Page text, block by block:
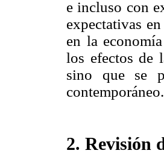
e incluso con
expectativas
en la
los efectos de
sino que se
contemporáneo.
2. Revisión